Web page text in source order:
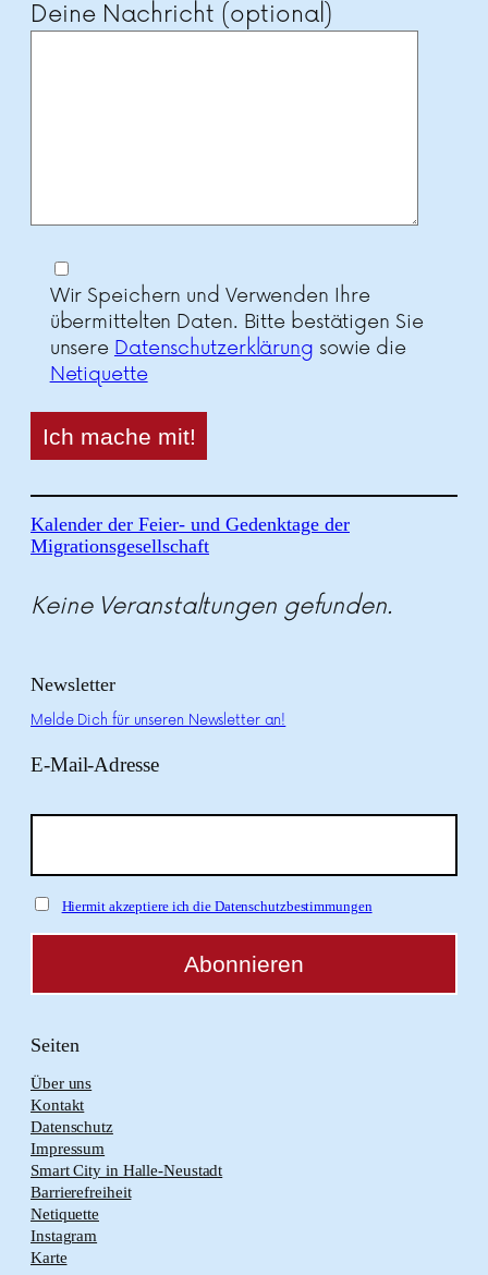
Deine Nachricht (optional)
Wir Speichern und Verwenden Ihre
übermittelten Daten. Bitte bestätigen Sie
unsere Datenschutzerklärung sowie die
Netiquette
Kalender der Feier- und Gedenktage der
Migrationsgesellschaft
Keine Veranstaltungen gefunden.
Newsletter
Melde Dich für unseren Newsletter an!
E-Mail-Adresse
Hiermit akzeptiere ich die Datenschutzbestimmungen
Seiten
Über uns
Kontakt
Datenschutz
Impressum
Smart City in Halle-Neustadt
Barrierefreiheit
Netiquette
Instagram
Karte